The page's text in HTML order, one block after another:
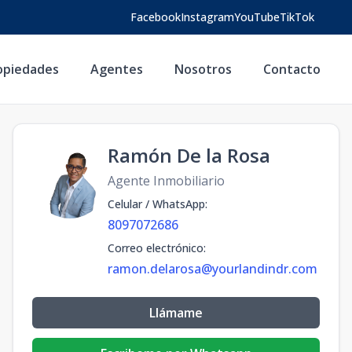
FacebookInstagramYouTubeTikTok
Agentes Nosotros Contacto
Ramón De la Rosa
Agente Inmobiliario
Celular / WhatsApp:
8097072686
Correo electrónico:
ramon.delarosa@yourlandindr.com
Llámame